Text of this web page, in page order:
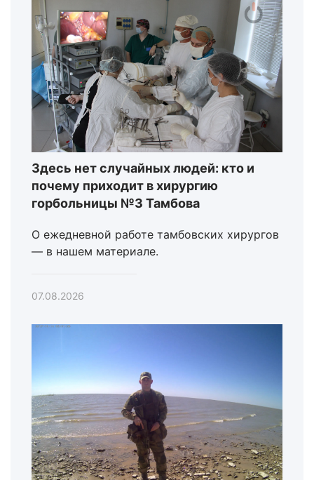
Здесь нет случайных людей: кто и
почему приходит в хирургию
горбольницы №3 Тамбова
О ежедневной работе тамбовских хирургов
— в нашем материале.
07.08.2026